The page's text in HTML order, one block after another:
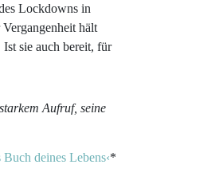
Lockdowns in
hält
sie auch bereit, für
Aufruf, seine
Buch deines Lebens‹*